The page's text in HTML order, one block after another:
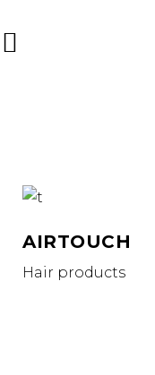
AIRTOUCH
Hair products